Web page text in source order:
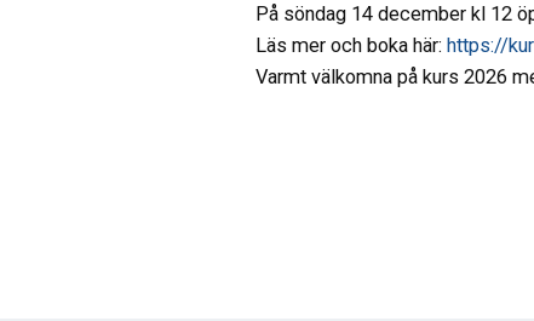
På söndag 14 december kl 12
Läs mer och boka här: https://
Varmt välkomna på kurs 2026